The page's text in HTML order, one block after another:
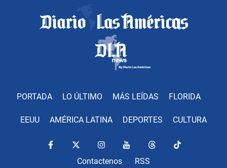
PORTADA LO ÚLTIMO MÁS LEÍDAS FLORIDA
EEUU AMÉRICA LATINA DEPORTES CULTURA
Contactenos RSS